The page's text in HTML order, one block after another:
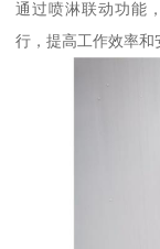
通过喷淋联动功能
行，提高工作效率和